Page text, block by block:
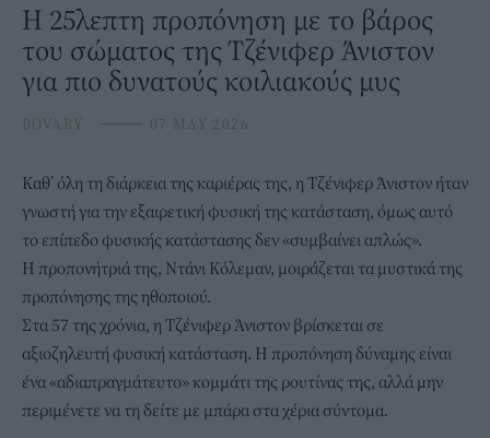
Η 25λεπτη προπόνηση με το βάρος
του σώματος της Τζένιφερ Άνιστον
για πιο δυνατούς κοιλιακούς μυς
BOVARY ⸻ 07 MAY 2026
Καθ’ όλη τη διάρκεια της καριέρας της, η Τζένιφερ Άνιστον ήταν
γνωστή για την εξαιρετική φυσική της κατάσταση, όμως αυτό
το επίπεδο φυσικής κατάστασης δεν «συμβαίνει απλώς».
Η προπονήτριά της, Ντάνι Κόλεμαν, μοιράζεται τα μυστικά της
προπόνησης της ηθοποιού.
Στα 57 της χρόνια, η Τζένιφερ Άνιστον βρίσκεται σε
αξιοζηλευτή φυσική κατάσταση. Η προπόνηση δύναμης είναι
ένα «αδιαπραγμάτευτο» κομμάτι της ρουτίνας της, αλλά μην
περιμένετε να τη δείτε με μπάρα στα χέρια σύντομα.